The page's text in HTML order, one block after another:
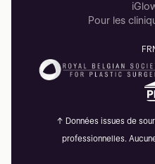
Pour les
FR
↑ Données issues de
professionnelles.